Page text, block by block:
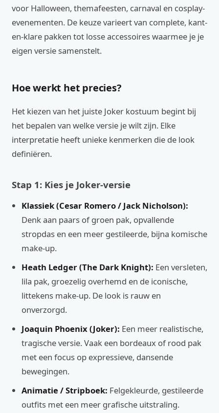
voor Halloween, themafeesten, carnaval en cosplay-
evenementen. De keuze varieert van complete, kant-
en-klare pakken tot losse accessoires waarmee je je
eigen versie samenstelt.
Hoe werkt het precies?
Het kiezen van het juiste Joker kostuum begint bij
het bepalen van welke versie je wilt zijn. Elke
interpretatie heeft unieke kenmerken die de look
definiëren.
Stap 1: Kies je Joker-versie
Klassiek (Cesar Romero / Jack Nicholson):
Denk aan paars of groen pak, opvallende
stropdas en een meer gestileerde, bijna komische
make-up.
Heath Ledger (The Dark Knight): Een versleten,
lila pak, groezelig overhemd en de iconische,
littekens make-up. De look is rauw en
onverzorgd.
Joaquin Phoenix (Joker): Een meer realistische,
tragische versie. Vaak een bordeaux of rood pak
met een focus op expressieve, dansende
bewegingen.
Animatie / Stripboek: Felgekleurde, gestileerde
outfits met een meer grafische uitstraling.